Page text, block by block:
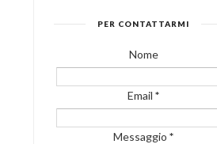
PER CONTATTARMI
Nome
Email*
Messaggio*